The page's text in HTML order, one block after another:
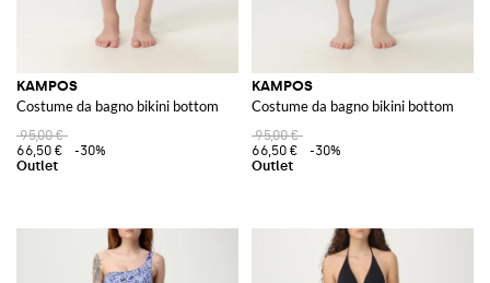
KAMPOS
Costume da bagno bikini bottom
95,00 €
66,50 €
-30%
KAMPOS
Costume da bagno bikini bottom
95,00 €
66,50 €
-30%